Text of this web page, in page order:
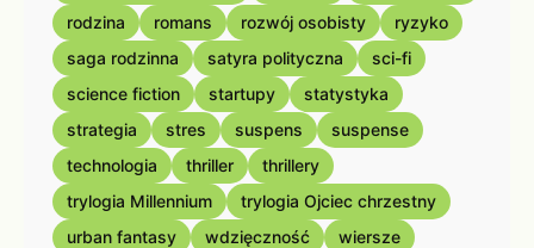
rodzina
romans rozwój osobisty
ryzyko
saga rodzinna
satyra polityczna
sci-fi
science fiction
startupy
statystyka
strategia
stres suspens
suspense
technologia
thriller
thrillery
trylogia Millennium
trylogia Ojciec chrzestny
urban fantasy
wdzięczność
wiersze